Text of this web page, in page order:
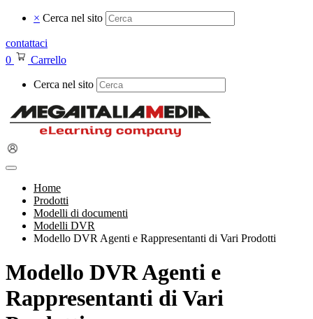
× Cerca nel sito
contattaci
0
Carrello
Cerca nel sito
Home
Prodotti
Modelli di documenti
Modelli DVR
Modello DVR Agenti e Rappresentanti di Vari Prodotti
Modello DVR Agenti e
Rappresentanti di Vari